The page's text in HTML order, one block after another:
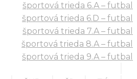
športová trieda 6.A – futbal
športová trieda 6.D – futbal
športová trieda 7.A – futbal
športová trieda 8.A – futbal
športová trieda 9.A – futbal